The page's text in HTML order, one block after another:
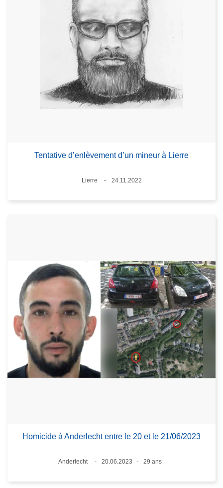
Tentative d’enlèvement d’un mineur à Lierre
Lieux
Lierre
24.11.2022
Homicide à Anderlecht entre le 20 et le 21/06/2023
Lieux
Anderlecht
20.06.2023
29 ans